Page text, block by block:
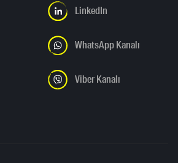
LinkedIn
WhatsApp Kanalı
Viber Kanalı